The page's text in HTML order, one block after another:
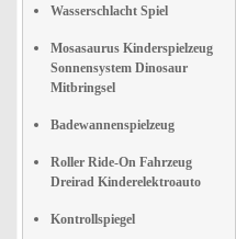
Wasserschlacht Spiel
Mosasaurus Kinderspielzeug
Sonnensystem Dinosaur
Mitbringsel
Badewannenspielzeug
Roller Ride-On Fahrzeug
Dreirad Kinderelektroauto
Kontrollspiegel